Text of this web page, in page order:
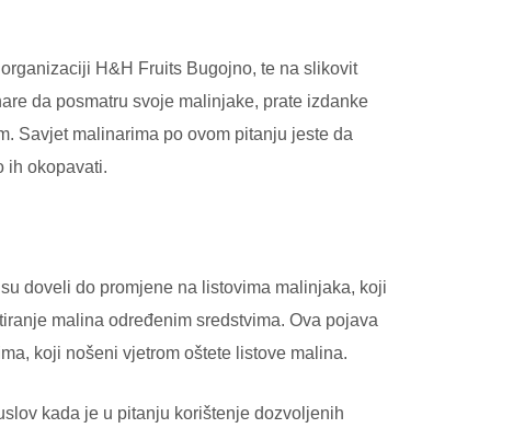
H&H Fruits Bugojno, te na slikovit
da posmatru svoje malinjake, prate izdanke
Savjet malinarima po ovom pitanju jeste da
ih okopavati.
doveli do promjene na listovima malinjaka, koji
malina određenim sredstvima. Ova pojava
koji nošeni vjetrom oštete listove malina.
kada je u pitanju korištenje dozvoljenih